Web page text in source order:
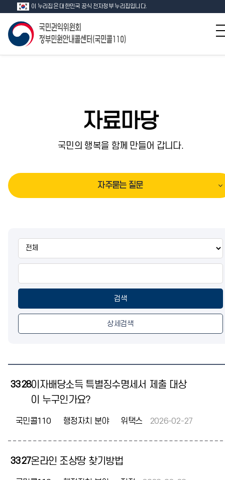
이 누리집은 대한민국 공식 전자정부 누리집입니다.
자료마당
국민의 행복을 함께 만들어 갑니다.
자주묻는 질문
검색
상세검색
3328이자배당소득 특별징수명세서 제출 대상
이 누구인가요?
국민콜110 행정자치 분야 위택스 2026-02-27
3327온라인 조상땅 찾기방법